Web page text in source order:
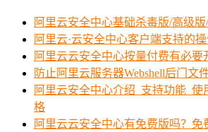
阿里云安全中心基础杀毒版/高级
阿里云·云安全中心客户端支持的
阿里云云安全中心按量付费有必要
防止阿里云服务器Webshell后门文
阿里云安全中心介绍_支持功能_
格
阿里云云安全中心有免费版吗？免